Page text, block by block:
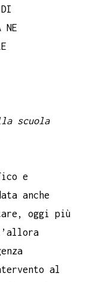
NE
scuola
e
anche
oggi più
al